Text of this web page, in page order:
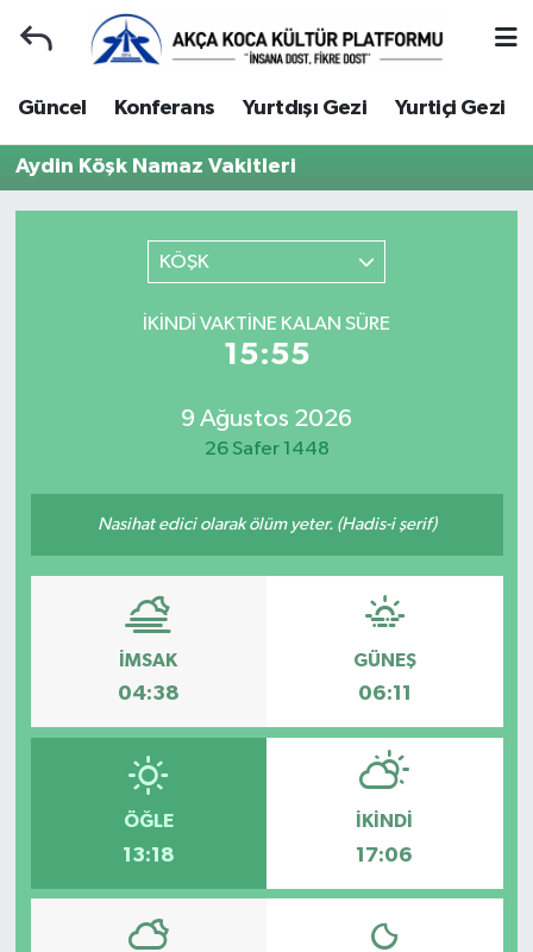
Güncel Konferans Yurtdışı Gezi Yurtiçi Gezi
Aydin Köşk Namaz Vakitleri
KÖŞK
İKINDI VAKTINE KALAN SÜRE
15:55
9 Ağustos 2026
26 Safer 1448
Nasihat edici olarak ölüm yeter. (Hadis-i şerif)
İMSAK
04:38
GÜNEŞ
06:11
ÖĞLE
13:18
İKINDI
17:06
Gençlerle Başbaşa
Güncel
Konferans
Yurtdışı Gezi
Hakkımızda
Yönetim Kurulu
Yüksek İstişare Kurulu
Sanat
Kocaeli Hava Durumu
Kocaeli Namaz Vakitleri
Kocaeli Trafik Yoğunluk Haritası
Süper Lig Puan Durumu ve Fikstür
Son Dakika Haberleri
Haber Arşivi